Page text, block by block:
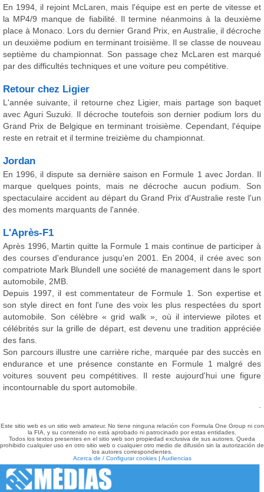
En 1994, il rejoint McLaren, mais l'équipe est en perte de vitesse et
la MP4/9 manque de fiabilité. Il termine néanmoins à la deuxième
place à Monaco. Lors du dernier Grand Prix, en Australie, il décroche
un deuxième podium en terminant troisième. Il se classe de nouveau
septième du championnat. Son passage chez McLaren est marqué
par des difficultés techniques et une voiture peu compétitive.
Retour chez Ligier
L'année suivante, il retourne chez Ligier, mais partage son baquet
avec Aguri Suzuki. Il décroche toutefois son dernier podium lors du
Grand Prix de Belgique en terminant troisième. Cependant, l'équipe
reste en retrait et il termine treizième du championnat.
Jordan
En 1996, il dispute sa dernière saison en Formule 1 avec Jordan. Il
marque quelques points, mais ne décroche aucun podium. Son
spectaculaire accident au départ du Grand Prix d'Australie reste l'un
des moments marquants de l'année.
L'Après-F1
Après 1996, Martin quitte la Formule 1 mais continue de participer à
des courses d'endurance jusqu'en 2001. En 2004, il crée avec son
compatriote Mark Blundell une société de management dans le sport
automobile, 2MB.
Depuis 1997, il est commentateur de Formule 1. Son expertise et
son style direct en font l'une des voix les plus respectées du sport
automobile. Son célèbre « grid walk », où il interviewe pilotes et
célébrités sur la grille de départ, est devenu une tradition appréciée
des fans.
Son parcours illustre une carrière riche, marquée par des succès en
endurance et une présence constante en Formule 1 malgré des
voitures souvent peu compétitives. Il reste aujourd'hui une figure
incontournable du sport automobile.
Este sitio web es un sitio web amateur. No tiene ninguna relación con Formula One Group ni con
la FIA, y su contenido no está aprobado ni patrocinado por estas entidades.
Todos los textos presentes en el sitio web son propiedad exclusiva de sus autores. Queda
prohibido cualquier uso en otro sitio web o cualquier otro medio de difusión sin la autorización de
los autores correspondientes.
Acerca de / Configurar cookies| Audiencias